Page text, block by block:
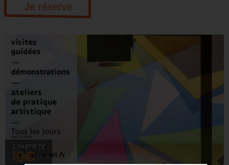
Je réserve
À PARTIR DE
10€